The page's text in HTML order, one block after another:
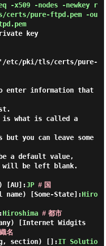
-x509 -nodes -newkey r
pure-ftpd.pem -ou
key
etc/pki/tls/certs/pure-
enter information that
is what is called a
you can leave some
a default value,
be left blank.
[AU]:JP # 国
[Some-State]:Hiro
Hiroshima # 都市
[Internet Widgits
名
section) []:IT Solutio